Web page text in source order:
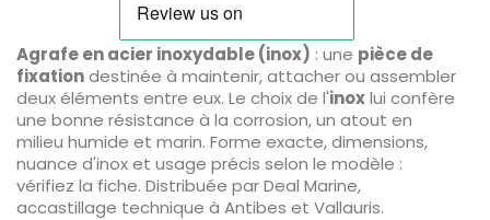
Agrafe en acier inoxydable (inox) : une pièce de
fixationdestinée à maintenir, attacher ou assembler
deux éléments entre eux. Le choix de l'inoxlui confère
une bonne résistance à la corrosion, un atout en
milieu humide et marin. Forme exacte, dimensions,
nuance d'inox et usage précis selon le modèle :
vérifiez la fiche. Distribuée par Deal Marine,
accastillage technique à Antibes et Vallauris.